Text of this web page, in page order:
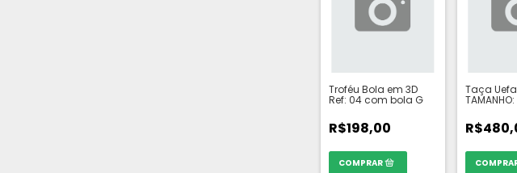
Troféu Bola em 3D
Ref: 04 com bola G
R$198,00
Taça